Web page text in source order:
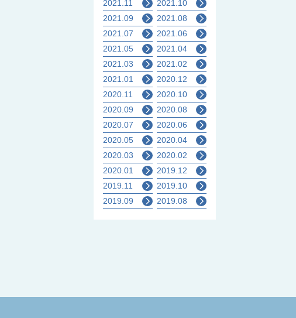
2021.11
2021.10
2021.09
2021.08
2021.07
2021.06
2021.05
2021.04
2021.03
2021.02
2021.01
2020.12
2020.11
2020.10
2020.09
2020.08
2020.07
2020.06
2020.05
2020.04
2020.03
2020.02
2020.01
2019.12
2019.11
2019.10
2019.09
2019.08